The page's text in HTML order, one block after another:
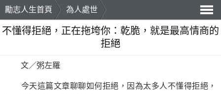
勵志人生首頁
為人處世
導
不懂得拒絕，正在拖垮你：乾脆，就是最高情商的
拒絕
文／粥左羅
今天這篇文章聊聊如何拒絕，因為太多人不懂得拒絕，